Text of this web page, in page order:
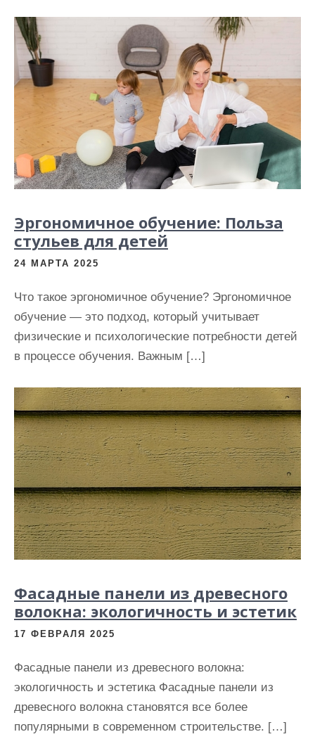
Эргономичное обучение: Польза
стульев для детей
24 МАРТА 2025
Что такое эргономичное обучение? Эргономичное
обучение — это подход, который учитывает
физические и психологические потребности детей
в процессе обучения. Важным […]
Фасадные панели из древесного
волокна: экологичность и эстетик
17 ФЕВРАЛЯ 2025
Фасадные панели из древесного волокна:
экологичность и эстетика Фасадные панели из
древесного волокна становятся все более
популярными в современном строительстве. […]